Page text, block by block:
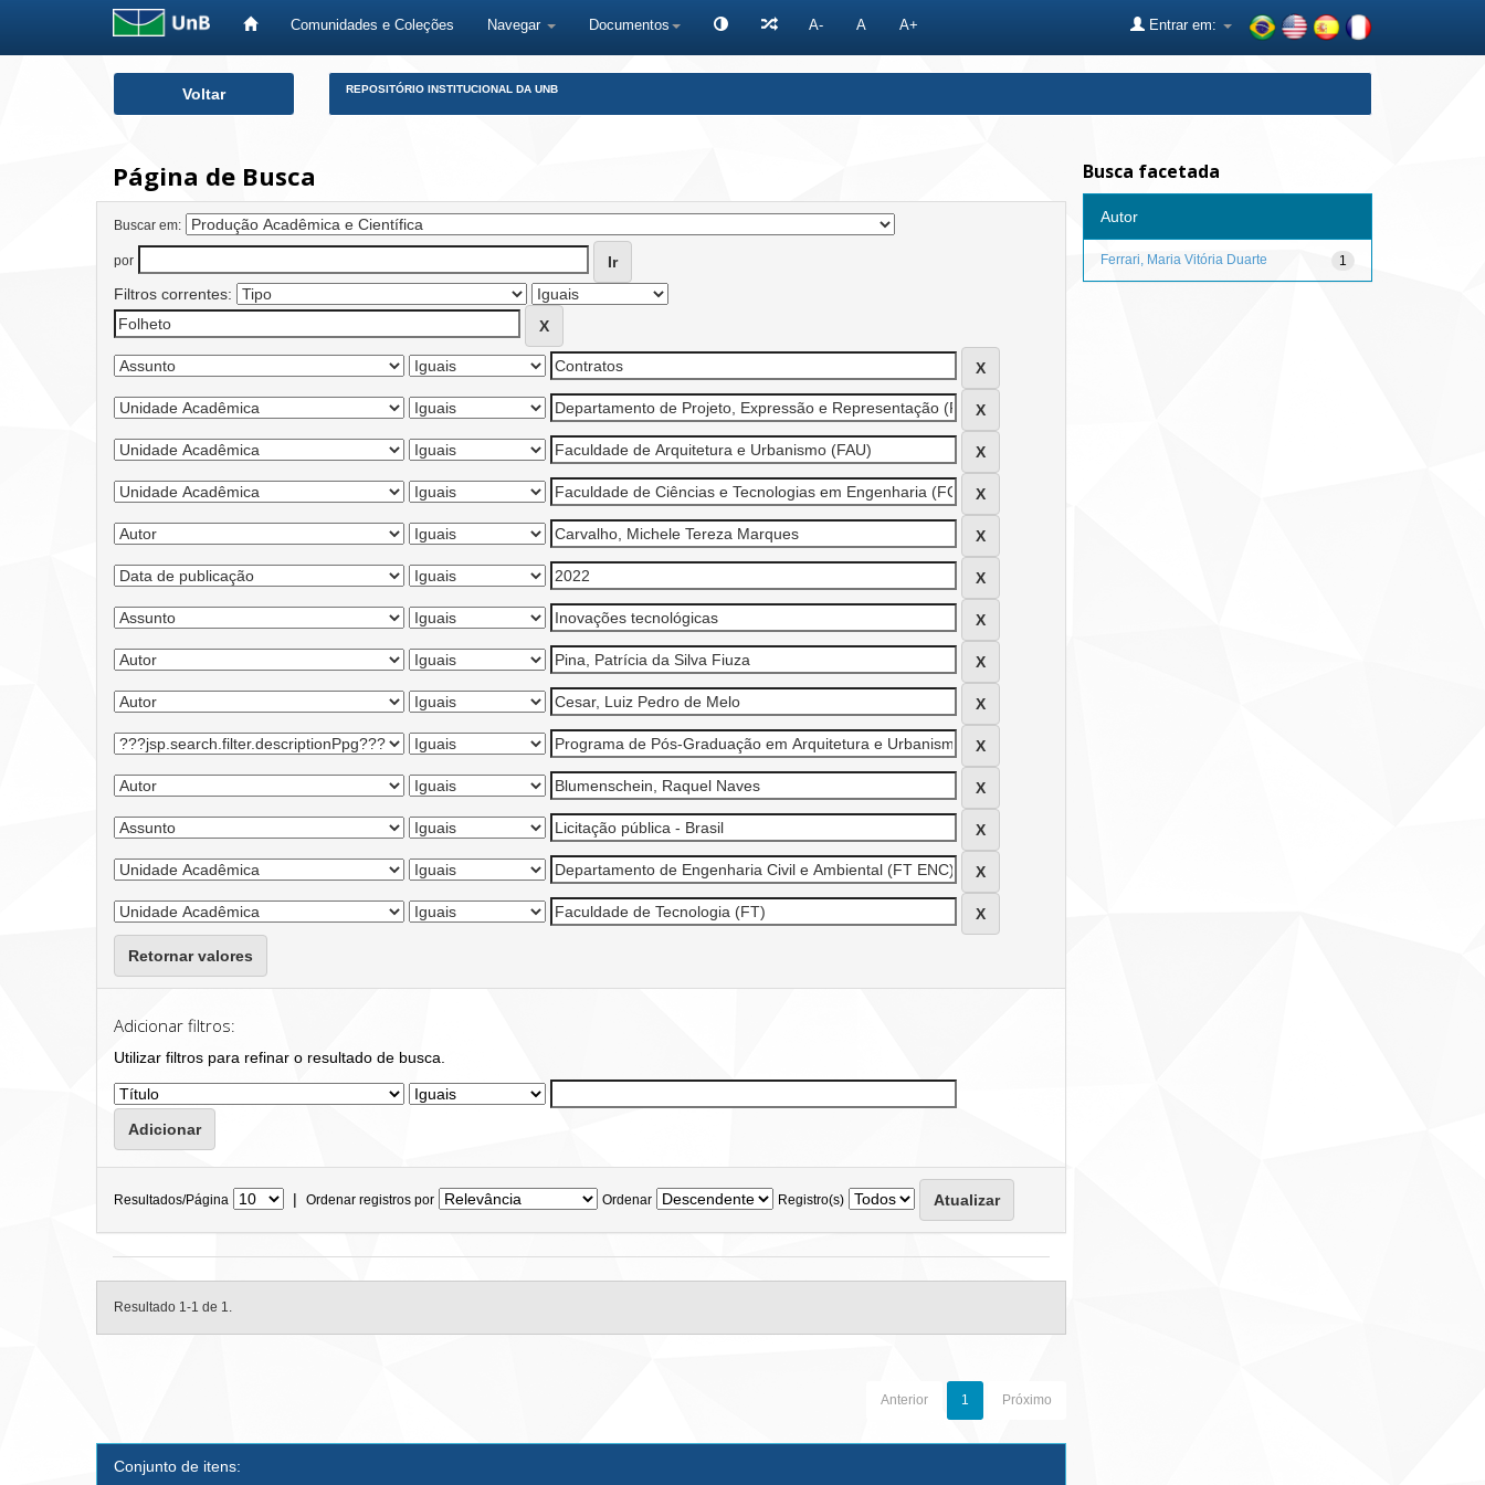
Comunidades e Coleções Navegar Documentos A- A A+ Entrar em:
Voltar REPOSITÓRIO INSTITUCIONAL DA UNB
Página de Busca
Buscar em:
por
Filtros correntes:
Retornar valores
Adicionar filtros:
Utilizar filtros para refinar o resultado de busca.
Resultados/Página | Ordenar registros por Ordenar Registro(s)
Resultado 1-1 de 1.
Anterior 1 Próximo
Conjunto de itens:
Busca facetada
Autor
1
Ferrari, Maria Vitória Duarte